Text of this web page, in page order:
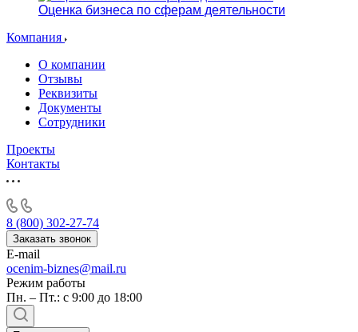
Оценка бизнеса по сферам деятельности
Компания
О компании
Отзывы
Реквизиты
Документы
Сотрудники
Проекты
Контакты
8 (800) 302-27-74
Заказать звонок
E-mail
ocenim-biznes@mail.ru
Режим работы
Пн. – Пт.: с 9:00 до 18:00